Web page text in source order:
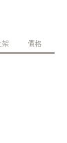
架 價格